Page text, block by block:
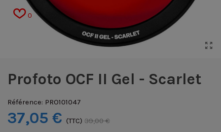
0
Profoto OCF II Gel - Scarlet
Référence: PRO101047
37,05 € (TTC) 39,00 €